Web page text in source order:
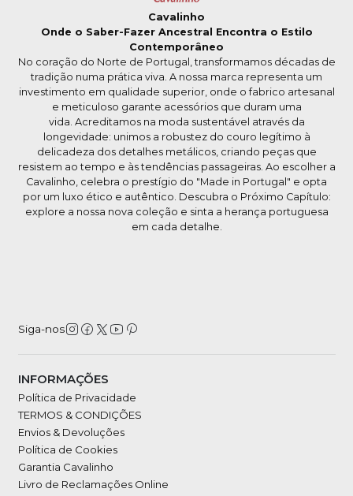
Cavalinho
Onde o Saber-Fazer Ancestral Encontra o Estilo
Contemporâneo
No coração do Norte de Portugal, transformamos décadas de
tradição numa prática viva. A nossa marca representa um
investimento em qualidade superior, onde o fabrico artesanal
e meticuloso garante acessórios que duram uma
vida. Acreditamos na moda sustentável através da
longevidade: unimos a robustez do couro legítimo à
delicadeza dos detalhes metálicos, criando peças que
resistem ao tempo e às tendências passageiras. Ao escolher a
Cavalinho, celebra o prestígio do "Made in Portugal" e opta
por um luxo ético e autêntico. Descubra o Próximo Capítulo:
explore a nossa nova coleção e sinta a herança portuguesa
em cada detalhe.
Siga-nos
INFORMAÇÕES
Política de Privacidade
TERMOS & CONDIÇÕES
Envios & Devoluções
Política de Cookies
Garantia Cavalinho
Livro de Reclamações Online